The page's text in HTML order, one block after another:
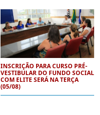
INSCRIÇÃO PARA CURSO PRÉ-
VESTIBULAR DO FUNDO SOCIAL
COM ELITE SERÁ NA TERÇA
(05/08)